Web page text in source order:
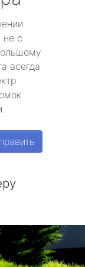
не с
всегда